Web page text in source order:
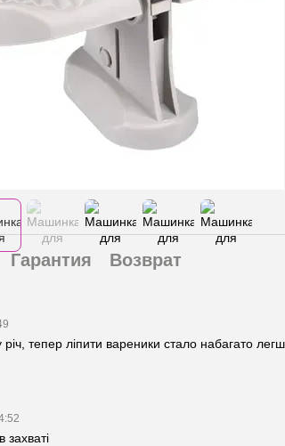
Гарантия
Возврат
тепер ліпити вареники стало набагато
захваті